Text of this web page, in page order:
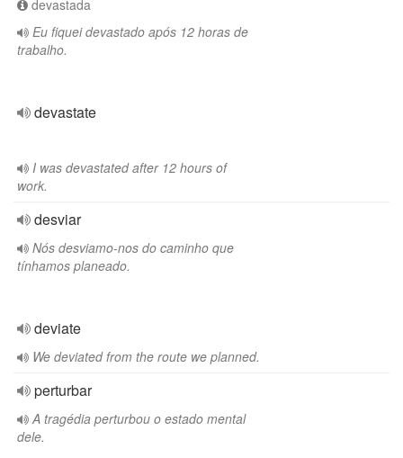
devastada
Eu fiquei devastado após 12 horas de
trabalho.
devastate
I was devastated after 12 hours of
work.
desviar
Nós desviamo-nos do caminho que
tínhamos planeado.
deviate
We deviated from the route we planned.
perturbar
A tragédia perturbou o estado mental
dele.